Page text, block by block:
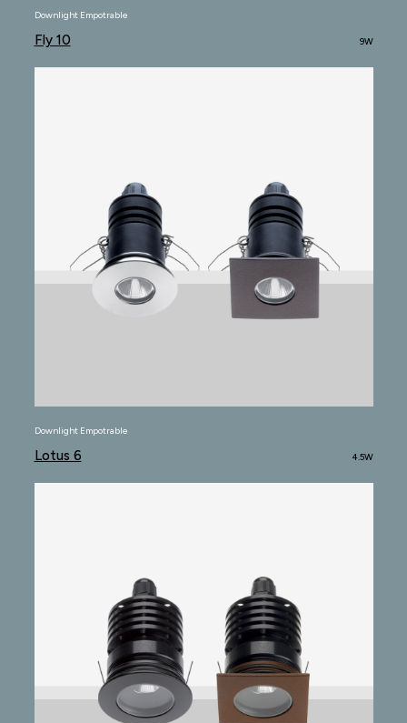
Downlight Empotrable
Fly 10 9W
Downlight Empotrable
Lotus 6 4.5W